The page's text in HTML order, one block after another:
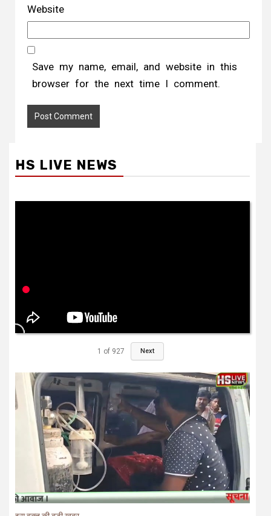
Website
Save my name, email, and website in this
browser for the next time I comment.
HS LIVE NEWS
1 of 927 Next